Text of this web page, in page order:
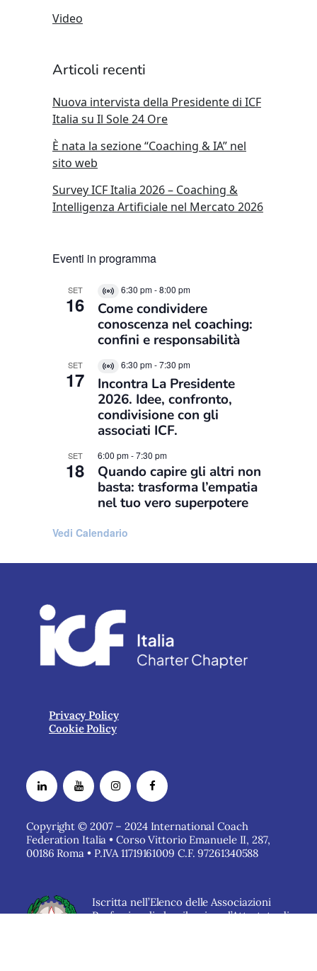
Video
Articoli recenti
Nuova intervista della Presidente di ICF
Italia su Il Sole 24 Ore
È nata la sezione “Coaching & IA” nel
sito web
Survey ICF Italia 2026 – Coaching &
Intelligenza Artificiale nel Mercato 2026
Eventi in programma
SET
16
Virtual
Evento
6:30 pm-8:00 pm
Come condividere
conoscenza nel coaching:
confini e responsabilità
SET
17
Virtual
Evento
6:30 pm-7:30 pm
Incontra La Presidente
2026. Idee, confronto,
condivisione con gli
associati ICF.
SET
18
6:00 pm-7:30 pm
Quando capire gli altri non
basta: trasforma l’empatia
nel tuo vero superpotere
Vedi Calendario
Privacy Policy
Cookie Policy
Copyright © 2007 – 2024 International Coach
Federation Italia • Corso Vittorio Emanuele II, 287,
00186 Roma • P.IVA 11719161009 C.F. 97261340588
Iscritta nell’Elenco delle Associazioni
Professionali che rilasciano l’Attestato di